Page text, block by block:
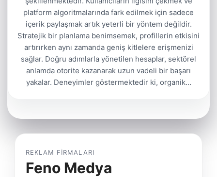
platform algoritmalarında fark edilmek için sadece
içerik paylaşmak artık yeterli bir yöntem değildir.
Stratejik bir planlama benimsemek, profillerin etkisini
artırırken aynı zamanda geniş kitlelere erişmenizi
sağlar. Doğru adımlarla yönetilen hesaplar, sektörel
anlamda otorite kazanarak uzun vadeli bir başarı
yakalar. Deneyimler göstermektedir ki, organik…
REKLAM FIRMALARI
Feno Medya